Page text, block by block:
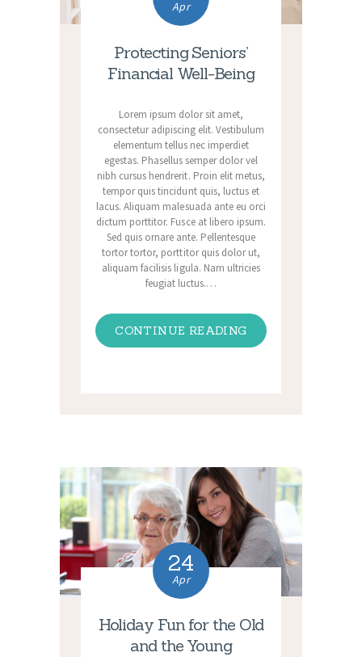
Apr
Protecting Seniors’
Financial Well-Being
Lorem ipsum dolor sit amet,
consectetur adipiscing elit. Vestibulum
elementum tellus nec imperdiet
egestas. Phasellus semper dolor vel
nibh cursus hendrerit. Proin elit metus,
tempor quis tincidunt quis, luctus et
lacus. Aliquam malesuada ante eu orci
dictum porttitor. Fusce at libero ipsum.
Sed quis ornare ante. Pellentesque
tortor tortor, porttitor quis dolor ut,
aliquam facilisis ligula. Nam ultricies
feugiat luctus.…
CONTINUE READING
24
Apr
Holiday Fun for the Old
and the Young